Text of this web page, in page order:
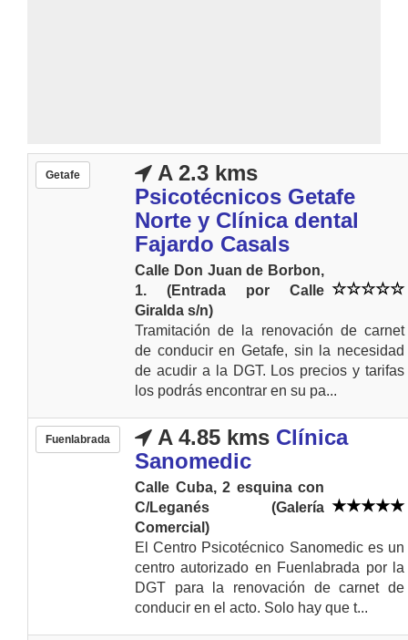
Getafe
A 2.3 kms
Psicotécnicos Getafe
Norte y Clínica dental
Fajardo Casals
Calle Don Juan de Borbon,
1. (Entrada por Calle
Giralda s/n)
Tramitación de la renovación de carnet
de conducir en Getafe, sin la necesidad
de acudir a la DGT. Los precios y tarifas
los podrás encontrar en su pa...
Fuenlabrada A 4.85 kms Clínica
Sanomedic
Calle Cuba, 2 esquina con
C/Leganés (Galería
Comercial)
El Centro Psicotécnico Sanomedic es un
centro autorizado en Fuenlabrada por la
DGT para la renovación de carnet de
conducir en el acto. Solo hay que t...